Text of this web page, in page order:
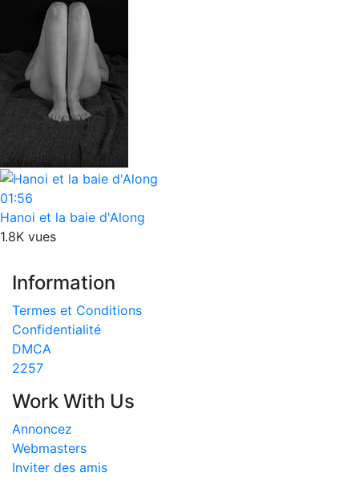
01:56
Hanoi et la baie d'Along
1.8K vues
Information
Termes et Conditions
Confidentialité
DMCA
2257
Work With Us
Annoncez
Webmasters
Inviter des amis